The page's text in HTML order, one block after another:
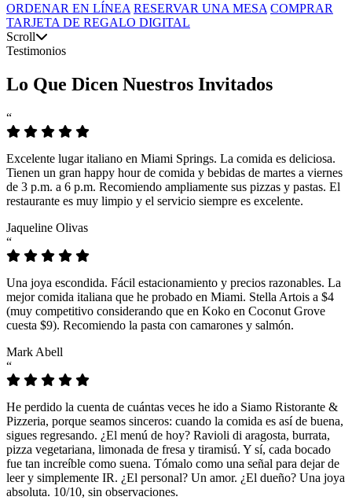
ORDENAR EN LÍNEA RESERVAR UNA MESA COMPRAR
TARJETA DE REGALO DIGITAL
Scroll
Testimonios
Lo Que Dicen Nuestros Invitados
“
Excelente lugar italiano en Miami Springs. La comida es deliciosa.
Tienen un gran happy hour de comida y bebidas de martes a viernes
de 3 p.m. a 6 p.m. Recomiendo ampliamente sus pizzas y pastas. El
restaurante es muy limpio y el servicio siempre es excelente.
Jaqueline Olivas
“
Una joya escondida. Fácil estacionamiento y precios razonables. La
mejor comida italiana que he probado en Miami. Stella Artois a $4
(muy competitivo considerando que en Koko en Coconut Grove
cuesta $9). Recomiendo la pasta con camarones y salmón.
Mark Abell
“
He perdido la cuenta de cuántas veces he ido a Siamo Ristorante &
Pizzeria, porque seamos sinceros: cuando la comida es así de buena,
sigues regresando. ¿El menú de hoy? Ravioli di aragosta, burrata,
pizza vegetariana, limonada de fresa y tiramisú. Y sí, cada bocado
fue tan increíble como suena. Tómalo como una señal para dejar de
leer y simplemente IR. ¿El personal? Un amor. ¿El dueño? Una joya
absoluta. 10/10, sin observaciones.